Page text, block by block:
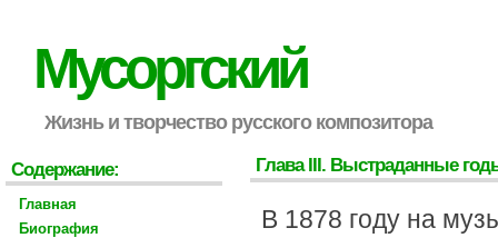
Мусоргский
Жизнь и творчество русского композитора
Глава III. Выстраданные
В 1878 году на
Содержание:
Главная
Биография